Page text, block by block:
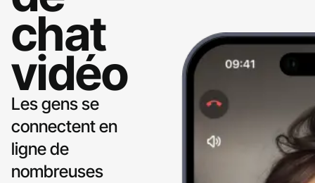
chat
vidéo
Les gens se
connectent en
ligne de
nombreuses